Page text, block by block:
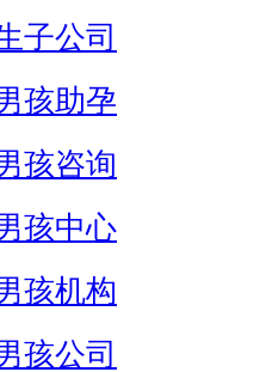
子公司
孩助孕
孩咨询
孩中心
孩机构
孩公司